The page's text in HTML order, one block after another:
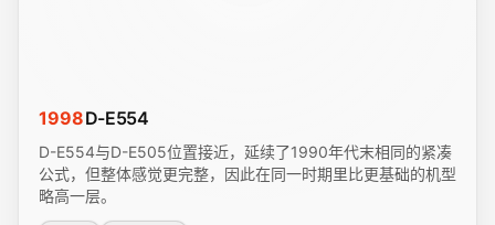
1998D-E554
D-E554与D-E505位置接近，延续了1990年代末相同的紧凑
公式，但整体感觉更完整，因此在同一时期里比更基础的机型
略高一层。